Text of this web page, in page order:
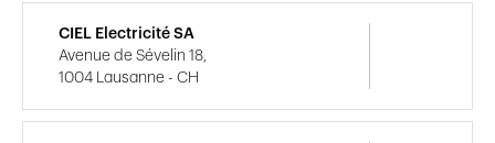
CIEL Electricité SA
Avenue de Sévelin 18,
1004 Lausanne - CH